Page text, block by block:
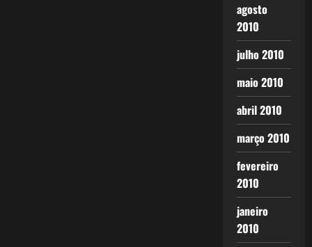
agosto
2010
julho 2010
maio 2010
abril 2010
março 2010
fevereiro
2010
janeiro
2010